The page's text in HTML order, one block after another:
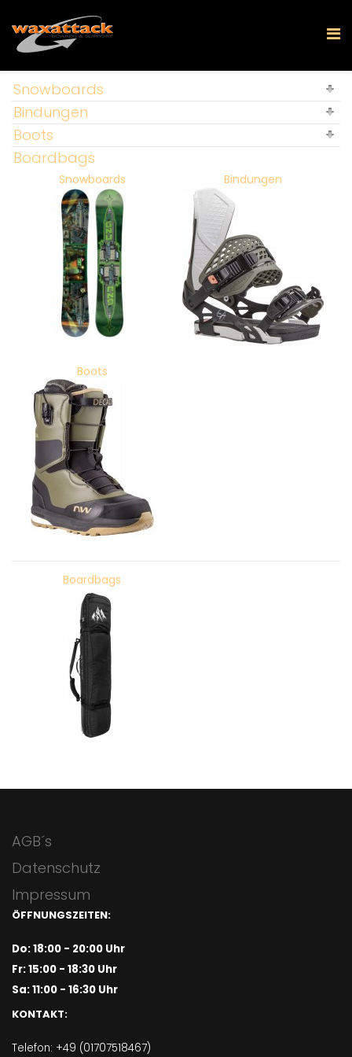
Snowboards
Bindungen
Boots
Boardbags
Snowboards Bindungen
Boots
Boardbags
AGB´s
Datenschutz
Impressum
ÖFFNUNGSZEITEN:
Do: 18:00 - 20:00 Uhr
Fr: 15:00 - 18:30 Uhr
Sa: 11:00 - 16:30 Uhr
KONTAKT:
Telefon: +49 (01707518467)